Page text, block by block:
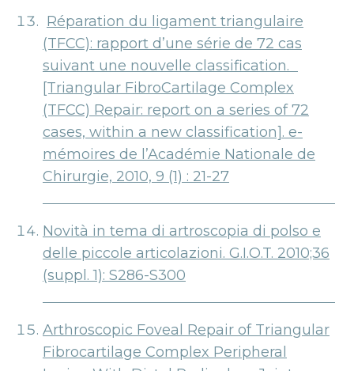
Réparation du ligament triangulaire
(TFCC): rapport d’une série de 72 cas
suivant une nouvelle classification.
[Triangular FibroCartilage Complex
(TFCC) Repair: report on a series of 72
cases, within a new classification]. e-
mémoires de l’Académie Nationale de
Chirurgie, 2010, 9 (1) : 21-27
Novità in tema di artroscopia di polso e
delle piccole articolazioni. G.I.O.T. 2010;36
(suppl. 1): S286-S300
Arthroscopic Foveal Repair of Triangular
Fibrocartilage Complex Peripheral